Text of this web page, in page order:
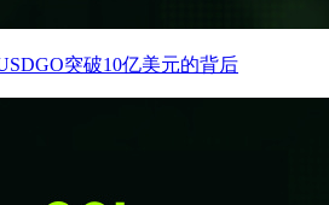
突破10亿美元的背后